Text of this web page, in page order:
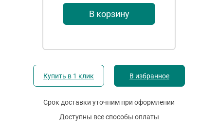
В корзину
Купить в 1 клик В избранное
Срок доставки уточним при оформлении
Доступны все способы оплаты